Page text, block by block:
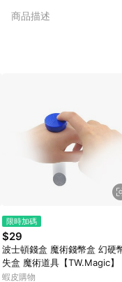
請更新至Android v4.6.0 /
。 11. 若於 LINE 購物前
商品描述
限時加碼
$29
波士頓錢盒 魔術錢幣盒 幻硬
失盒 魔術道具【TW.Magic】
蝦皮購物